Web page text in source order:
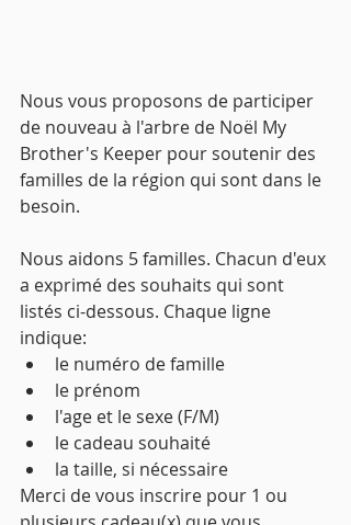
Nous vous proposons de participer
de nouveau à l'arbre de Noël My
Brother's Keeper pour soutenir des
familles de la région qui sont dans le
besoin.
Nous aidons 5 familles. Chacun d'eux
a exprimé des souhaits qui sont
listés ci-dessous. Chaque ligne
indique:
le numéro de famille
le prénom
l'age et le sexe (F/M)
le cadeau souhaité
la taille, si nécessaire
Merci de vous inscrire pour 1 ou